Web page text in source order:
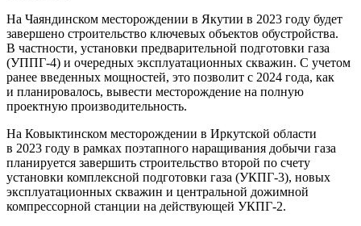
На Чаяндинском месторождении в Якутии в 2023 году будет
завершено строительство ключевых объектов обустройства.
В частности, установки предварительной подготовки газа
(УППГ-4) и очередных эксплуатационных скважин. С учетом
ранее введенных мощностей, это позволит с 2024 года, как
и планировалось, вывести месторождение на полную
проектную производительность.
На Ковыктинском месторождении в Иркутской области
в 2023 году в рамках поэтапного наращивания добычи газа
планируется завершить строительство второй по счету
установки комплексной подготовки газа (УКПГ-3), новых
эксплуатационных скважин и центральной дожимной
компрессорной станции на действующей УКПГ-2.